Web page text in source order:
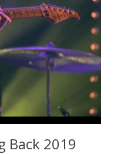
Back 2019